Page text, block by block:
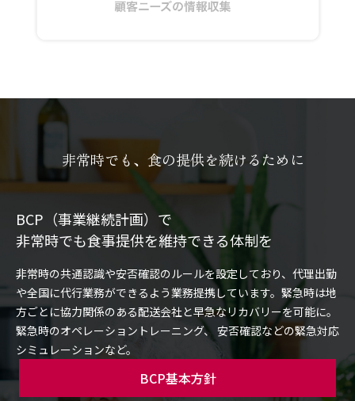
非常時でも、食の提供を続けるために
BCP（事業継続計画）で
非常時でも食事提供を維持できる体制を
非常時の共通認識や安否確認のルールを設定しており、代理出勤
や全国に代行業務ができるよう業務提携しています。緊急時は地
方ごとに協力関係のある配送会社と早急なリカバリーを可能に。
緊急時のオペレーショントレーニング、 安否確認などの緊急対応
シミュレーションなど。
BCP基本方針